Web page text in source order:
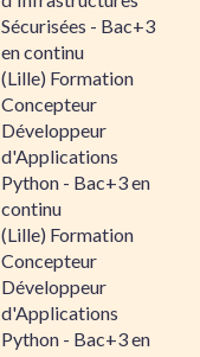
Sécurisées - Bac+3
en continu
(Lille) Formation
Concepteur
Développeur
d'Applications
Python - Bac+3 en
continu
(Lille) Formation
Concepteur
Développeur
d'Applications
Python - Bac+3 en